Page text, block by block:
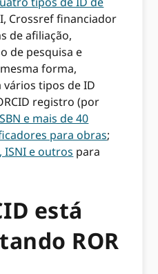
Crossref financiador
de afiliação,
de pesquisa e
forma,
tipos de ID
registro (por
e mais de 40
para obras;
ISNI e outros para
está
ROR